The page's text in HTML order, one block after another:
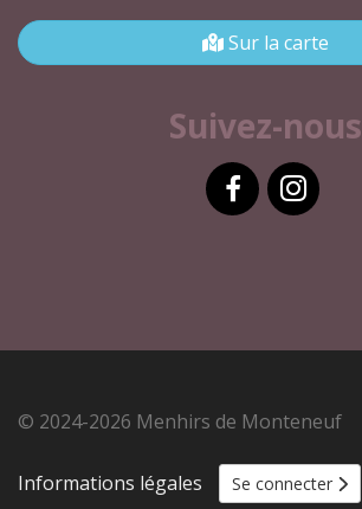
Sur la carte
Suivez-nous
© 2024-2026 Menhirs de Monteneuf
Informations légales Se connecter